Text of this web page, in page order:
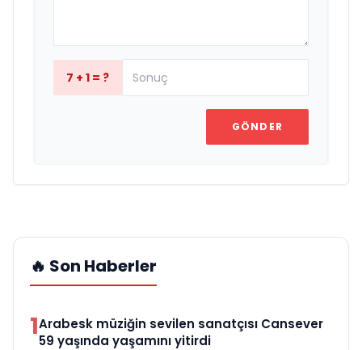
7 + 1 = ?
GÖNDER
🔥 Son Haberler
1Arabesk müziğin sevilen sanatçısı Cansever
59 yaşında yaşamını yitirdi